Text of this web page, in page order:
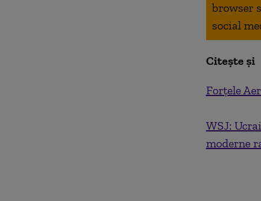
browser
social
Citește și
Forțele
WSJ:
moderne